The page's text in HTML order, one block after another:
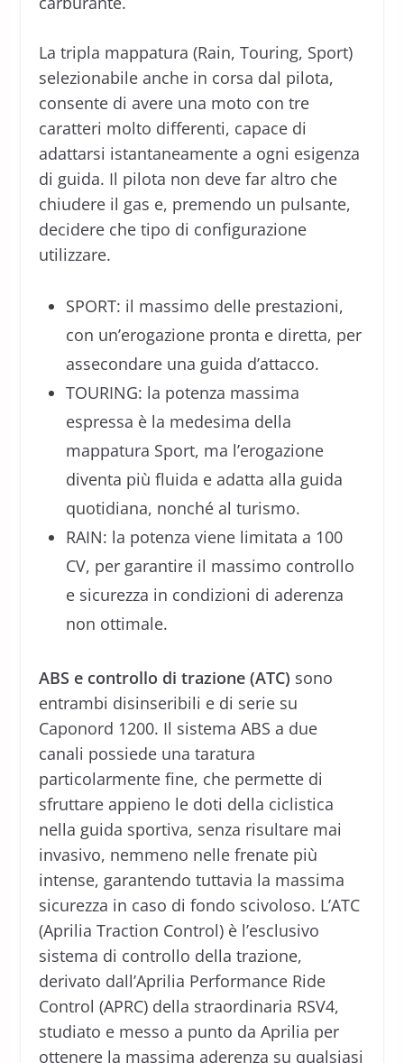
La tripla mappatura (Rain, Touring, Sport)
selezionabile anche in corsa dal pilota,
consente di avere una moto con tre
caratteri molto differenti, capace di
adattarsi istantaneamente a ogni esigenza
di guida. Il pilota non deve far altro che
chiudere il gas e, premendo un pulsante,
decidere che tipo di configurazione
utilizzare.
SPORT: il massimo delle prestazioni,
con un’erogazione pronta e diretta, per
assecondare una guida d’attacco.
TOURING: la potenza massima
espressa è la medesima della
mappatura Sport, ma l’erogazione
diventa più fluida e adatta alla guida
quotidiana, nonché al turismo.
RAIN: la potenza viene limitata a 100
CV, per garantire il massimo controllo
e sicurezza in condizioni di aderenza
non ottimale.
ABS e controllo di trazione (ATC) sono
entrambi disinseribili e di serie su
Caponord 1200. Il sistema ABS a due
canali possiede una taratura
particolarmente fine, che permette di
sfruttare appieno le doti della ciclistica
nella guida sportiva, senza risultare mai
invasivo, nemmeno nelle frenate più
intense, garantendo tuttavia la massima
sicurezza in caso di fondo scivoloso. L’ATC
(Aprilia Traction Control) è l’esclusivo
sistema di controllo della trazione,
derivato dall’Aprilia Performance Ride
Control (APRC) della straordinaria RSV4,
studiato e messo a punto da Aprilia per
ottenere la massima aderenza su qualsiasi